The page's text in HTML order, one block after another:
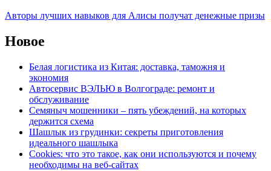
Авторы лучших навыков для Алисы получат денежные призы
Новое
Белая логистика из Китая: доставка, таможня и
экономия
Автосервис ВЭЛЬЮ в Волгограде: ремонт и
обслуживание
Семяныч мошенники – пять убеждений, на которых
держится схема
Шашлык из грудинки: секреты приготовления
идеального шашлыка
Cookies: что это такое, как они используются и почему
необходимы на веб-сайтах